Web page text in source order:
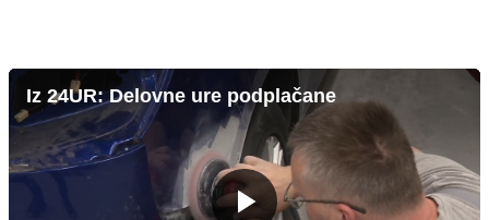
Iz 24UR: Delovne ure podplačane